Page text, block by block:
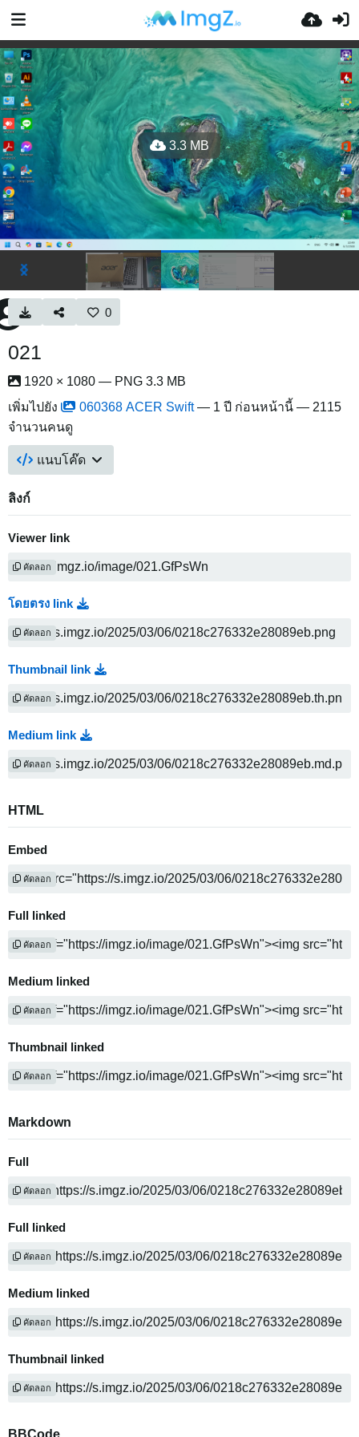
3.3 MB
0
021
1920 × 1080 — PNG 3.3 MB
เพิ่มไปยัง
060368 ACER Swift— 1 ปี ก่อนหน้านี้ — 2115
จำนวนคนดู
แนบโค๊ด
ลิงก์
Viewer link
คัดลอก
โดยตรง link
คัดลอก
Thumbnail link
คัดลอก
Medium link
คัดลอก
HTML
Embed
คัดลอก
Full linked
คัดลอก
Medium linked
คัดลอก
Thumbnail linked
คัดลอก
Markdown
Full
คัดลอก
Full linked
คัดลอก
Medium linked
คัดลอก
Thumbnail linked
คัดลอก
BBCode